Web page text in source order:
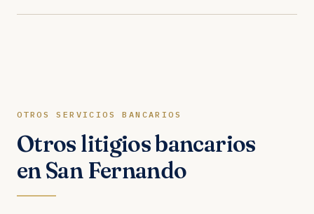
OTROS SERVICIOS BANCARIOS
Otros litigios bancarios
en San Fernando